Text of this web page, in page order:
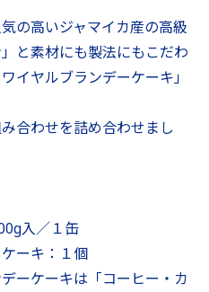
の高いジャマイカ産の高級
と素材にも製法にもこだわ
イヤルブランデーケーキ」
合わせを詰め合わせまし
入／１缶
ーキ：１個
ーケーキは「コーヒー・カ